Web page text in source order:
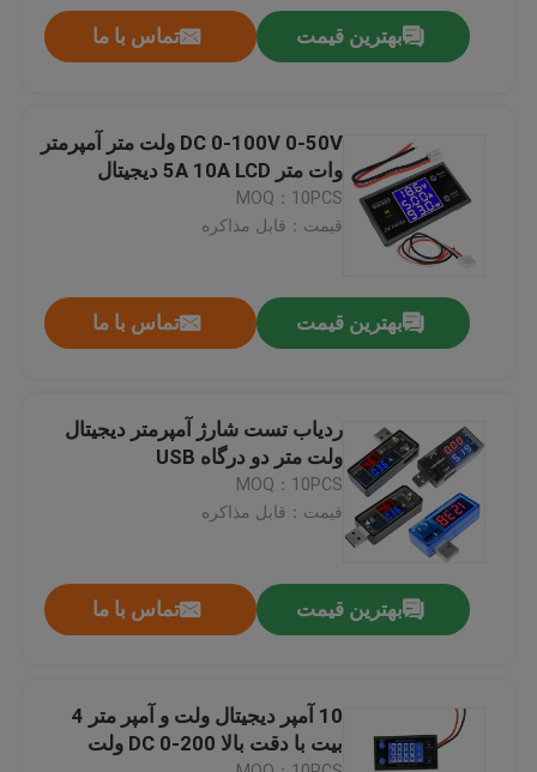
محصولات
درباره ما
بازدید از کارخانه
با ما تماس بگیرید
اخبار
موارد
ماژول برد تقویت کننده
بهترین قیمت تماس با ما
DC 0-100V 0-50V ولت متر آمپرمتر
وات متر 5A 10A LCD دیجیتال
MOQ：10PCS
قیمت：قابل مذاکره
بهترین قیمت تماس با ما
ردیاب تست شارژ آمپرمتر دیجیتال
ولت متر دو درگاه USB
MOQ：10PCS
قیمت：قابل مذاکره
بهترین قیمت تماس با ما
10 آمپر دیجیتال ولت و آمپر متر 4
بیت با دقت بالا DC 0-200 ولت